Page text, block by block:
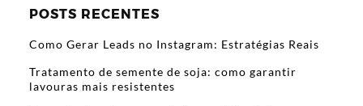
POSTS RECENTES
Como Gerar Leads no Instagram: Estratégias Reais
Tratamento de semente de soja: como garantir
lavouras mais resistentes